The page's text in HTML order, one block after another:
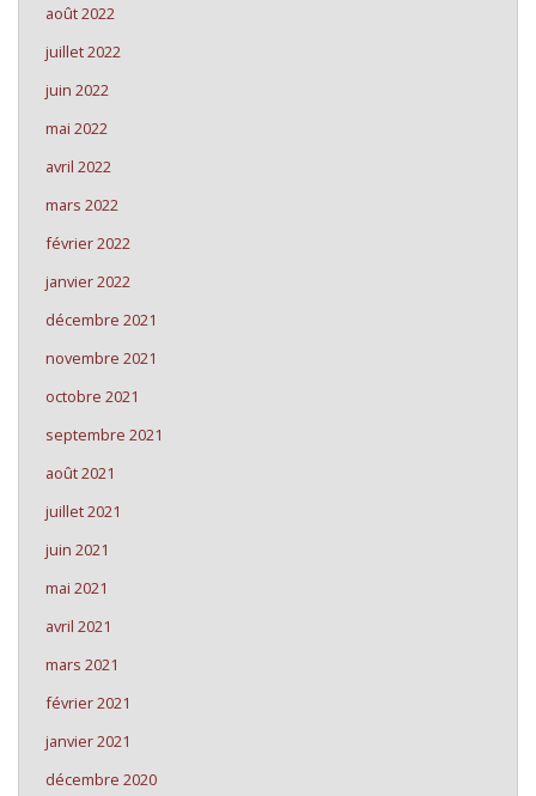
août 2022
juillet 2022
juin 2022
mai 2022
avril 2022
mars 2022
février 2022
janvier 2022
décembre 2021
novembre 2021
octobre 2021
septembre 2021
août 2021
juillet 2021
juin 2021
mai 2021
avril 2021
mars 2021
février 2021
janvier 2021
décembre 2020